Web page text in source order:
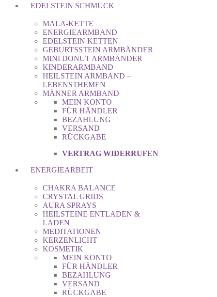
EDELSTEIN SCHMUCK
MALA-KETTE
ENERGIEARMBAND
EDELSTEIN KETTEN
GEBURTSSTEIN ARMBÄNDER
MINI DONUT ARMBÄNDER
KINDERARMBAND
HEILSTEIN ARMBAND –
LEBENSTHEMEN
MÄNNER ARMBAND
MEIN KONTO
FÜR HÄNDLER
BEZAHLUNG
VERSAND
RÜCKGABE
VERTRAG WIDERRUFEN
ENERGIEARBEIT
CHAKRA BALANCE
CRYSTAL GRIDS
AURA SPRAYS
HEILSTEINE ENTLADEN &
LADEN
MEDITATIONEN
KERZENLICHT
KOSMETIK
MEIN KONTO
FÜR HÄNDLER
BEZAHLUNG
VERSAND
RÜCKGABE